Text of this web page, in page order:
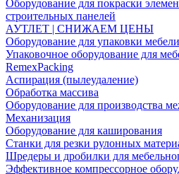
Оборудование для покраски
строительных панелей
АУТЛЕТ | СНИЖАЕМ ЦЕНЫ
Оборудование для упаковки мебели
Упаковочное оборудование для
RemexPacking
Аспирация (пылеудаление)
Обработка массива
Оборудование для производства
Механизация
Оборудование для каширования
Станки для резки рулонных
Шредеры и дробилки для
Эффективное компрессорное